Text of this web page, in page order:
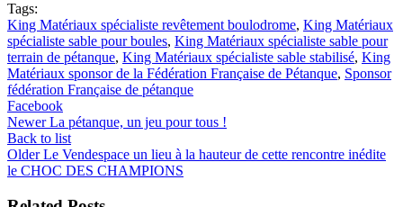
Tags:
King Matériaux spécialiste revêtement boulodrome, King Matériaux
spécialiste sable pour boules, King Matériaux spécialiste sable pour
terrain de pétanque, King Matériaux spécialiste sable stabilisé, King
Matériaux sponsor de la Fédération Française de Pétanque, Sponsor
fédération Française de pétanque
Facebook
Newer La pétanque, un jeu pour tous !
Back to list
Older Le Vendespace un lieu à la hauteur de cette rencontre inédite
le CHOC DES CHAMPIONS